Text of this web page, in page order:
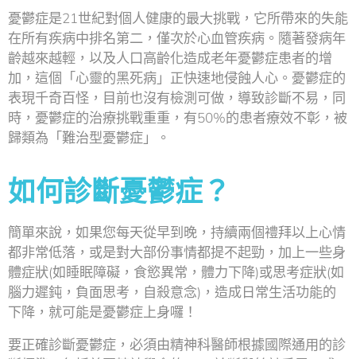
憂鬱症是21世紀對個人健康的最大挑戰，它所帶來的失能
在所有疾病中排名第二，僅次於心血管疾病。隨著發病年
齡越來越輕，以及人口高齡化造成老年憂鬱症患者的增
加，這個「心靈的黑死病」正快速地侵蝕人心。憂鬱症的
表現千奇百怪，目前也沒有檢測可做，導致診斷不易，同
時，憂鬱症的治療挑戰重重，有50%的患者療效不彰，被
歸類為「難治型憂鬱症」。
如何診斷憂鬱症？
簡單來說，如果您每天從早到晚，持續兩個禮拜以上心情
都非常低落，或是對大部份事情都提不起勁，加上一些身
體症狀(如睡眠障礙，食慾異常，體力下降)或思考症狀(如
腦力遲鈍，負面思考，自殺意念)，造成日常生活功能的
下降，就可能是憂鬱症上身囉！
要正確診斷憂鬱症，必須由精神科醫師根據國際通用的診